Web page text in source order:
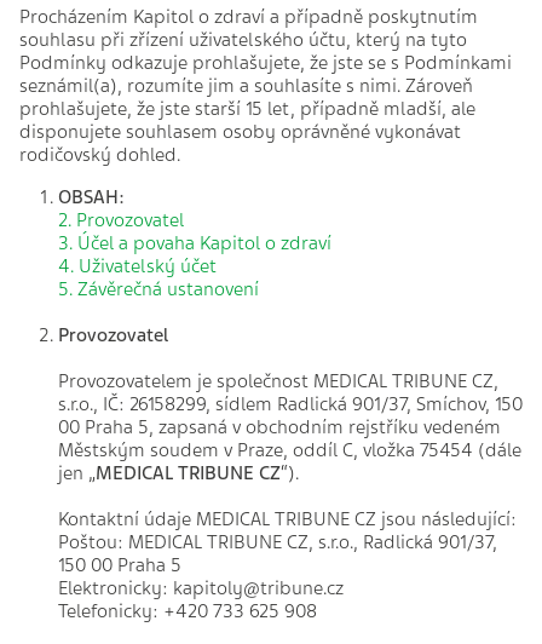
Procházením Kapitol o zdraví a případně poskytnutím
souhlasu při zřízení uživatelského účtu, který na tyto
Podmínky odkazuje prohlašujete, že jste se s Podmínkami
seznámil(a), rozumíte jim a souhlasíte s nimi. Zároveň
prohlašujete, že jste starší 15 let, případně mladší, ale
disponujete souhlasem osoby oprávněné vykonávat
rodičovský dohled.
OBSAH:
2. Provozovatel
3. Účel a povaha Kapitol o zdraví
4. Uživatelský účet
5. Závěrečná ustanovení
Provozovatel
Provozovatelem je společnost MEDICAL TRIBUNE CZ,
s.r.o., IČ: 26158299, sídlem Radlická 901/37, Smíchov, 150
00 Praha 5, zapsaná v obchodním rejstříku vedeném
Městským soudem v Praze, oddíl C, vložka 75454 (dále
jen „MEDICAL TRIBUNE CZ“).
Kontaktní údaje MEDICAL TRIBUNE CZ jsou následující:
Poštou: MEDICAL TRIBUNE CZ, s.r.o., Radlická 901/37,
150 00 Praha 5
Elektronicky: kapitoly@tribune.cz
Telefonicky: +420 733 625 908